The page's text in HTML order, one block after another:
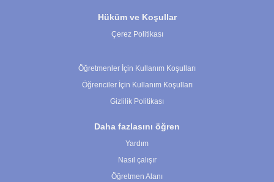
Hüküm ve Koşullar
Çerez Politikası
Öğretmenler İçin Kullanım Koşulları
Öğrenciler İçin Kullanım Koşulları
Gizlilik Politikası
Daha fazlasını öğren
Yardım
Nasıl çalışır
Öğretmen Alanı